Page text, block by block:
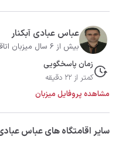
عباس عبادی آبکنار
بیش از 6 سال میزبان اتاقک
زمان پاسخگویی
کمتر از 22 دقیقه
مشاهده پروفایل میزبان
سایر اقامتگاه های عباس